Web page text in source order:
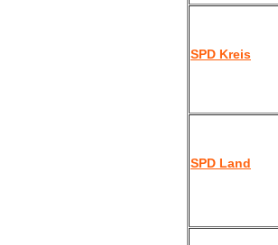
SPD Kreis
SPD Land